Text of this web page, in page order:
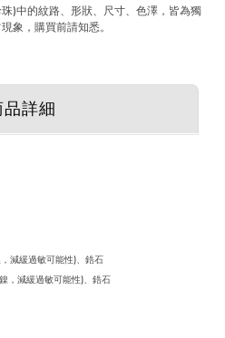
)中的紋路、形狀、尺寸、色澤，皆為獨
象，購買前請知悉。
品詳細
減緩過敏可能性)、鋯石
，減緩過敏可能性)、鋯石